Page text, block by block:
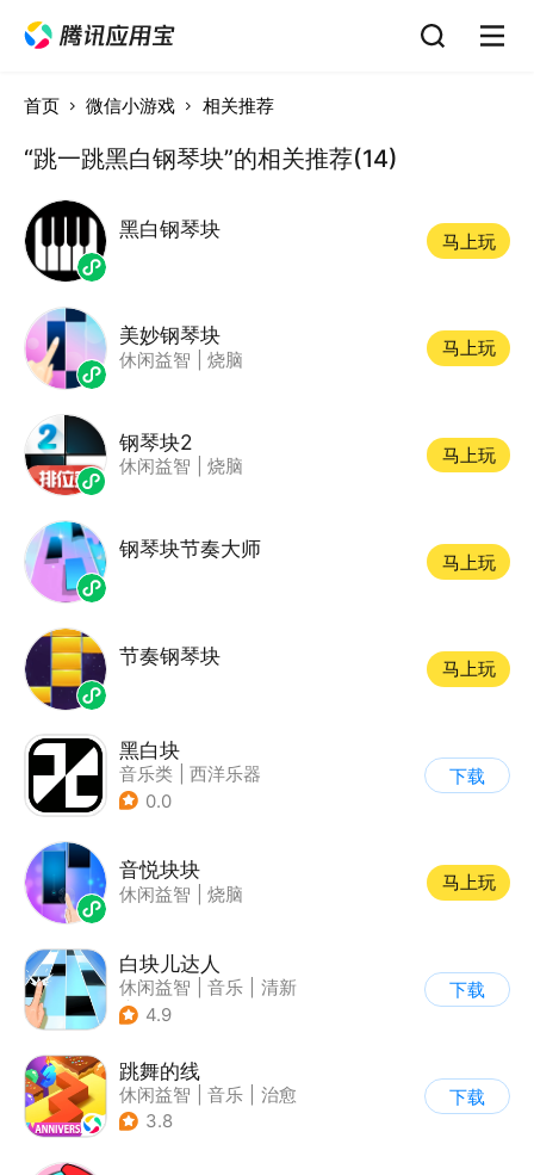
首页 微信小游戏 相关推荐
“跳一跳黑白钢琴块”的相关推荐(14)
黑白钢琴块
马上玩
美妙钢琴块
休闲益智 烧脑
马上玩
钢琴块2
休闲益智 烧脑
马上玩
钢琴块节奏大师
马上玩
节奏钢琴块
马上玩
黑白块
音乐类
西洋乐器
0.0
下载
音悦块块
休闲益智 烧脑
马上玩
白块儿达人
休闲益智 音乐
清新
| 多比特
4.9
下载
跳舞的线
休闲益智 音乐
治愈
3.8
下载